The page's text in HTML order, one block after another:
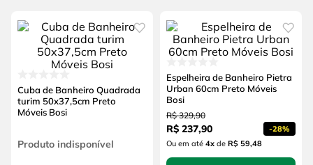
Cuba de Banheiro Quadrada
turim 50x37,5cm Preto
Móveis Bosi
Produto indisponível
Espelheira de Banheiro Pietra
Urban 60cm Preto Móveis
Bosi
R$ 329,90
R$ 237,90 -28%
Ou em até 4xde R$ 59,48